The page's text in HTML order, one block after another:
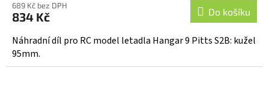
689 Kč bez DPH
834 Kč Do košíku
Náhradní díl pro RC model letadla Hangar 9 Pitts S2B: kužel
95mm.